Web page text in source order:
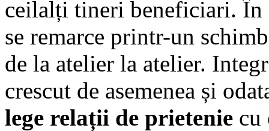
ceilalți tineri beneficiari. În
se remarce printr-un
de la atelier la atelier.
crescut de asemenea și
lege relații de prietenie cu